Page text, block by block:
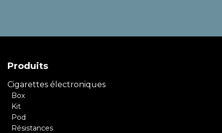
Produits
Cigarettes électroniques
Box
Kit
Pod
Résistances